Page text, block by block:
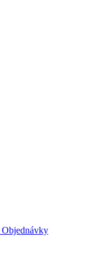
Objednávky